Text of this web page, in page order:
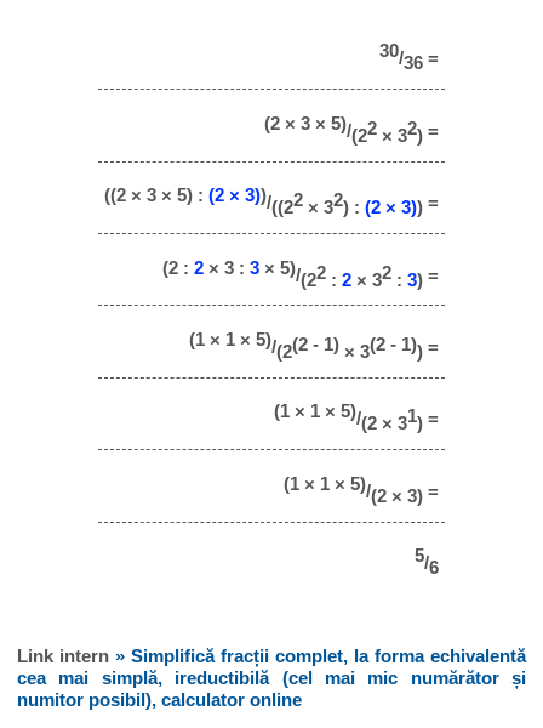
30/36 =
(2 × 3 × 5)/(22 × 32) =
((2 × 3 × 5) : (2 × 3))/((22 × 32) : (2 × 3)) =
(2 : 2 × 3 : 3 × 5)/(22 : 2 × 32 : 3) =
(1 × 1 × 5)/(2(2 - 1) × 3(2 - 1)) =
(1 × 1 × 5)/(2 × 31) =
(1 × 1 × 5)/(2 × 3) =
5/6
Link intern » Simplifică fracții complet, la forma echivalentă
cea mai simplă, ireductibilă (cel mai mic numărător și
numitor posibil), calculator online